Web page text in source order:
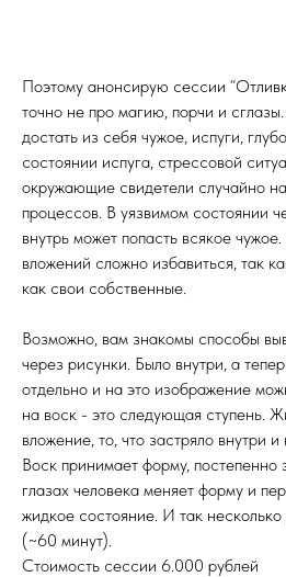
Поэтому анонсирую сессии
точно не про магию, порчи и
достать из себя чужое, испуги,
состоянии испуга, стрессовой
окружающие свидетели случайно
процессов. В уязвимом состоянии
внутрь может попасть всякое
вложений сложно избавиться, так
как свои собственные.
Возможно, вам знакомы способы
через рисунки. Было внутри, а
отдельно и на это изображение
на воск - это следующая ступень.
вложение, то, что застряло внутри
Воск принимает форму, постепенно
глазах человека меняет форму и
жидкое состояние. И так
(~60 минут).
Стоимость сессии 6.000 рублей